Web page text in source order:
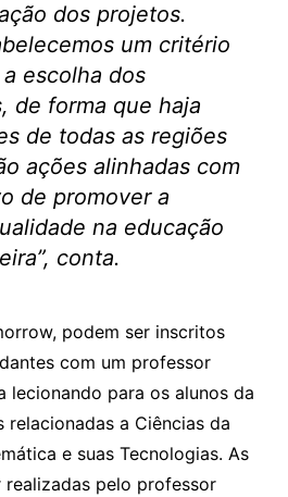
dos projetos.
um critério
escolha dos
de forma que haja
de todas as regiões
ações alinhadas com
de promover a
na educação
conta.
podem ser inscritos
com um professor
lecionando para os alunos da
relacionadas a Ciências da
e suas Tecnologias. As
realizadas pelo professor